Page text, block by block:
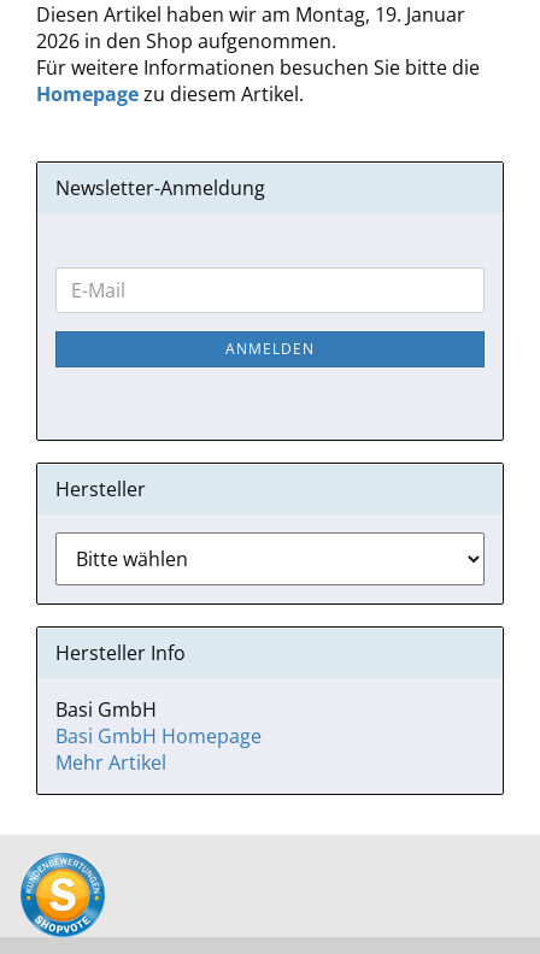
Diesen Artikel haben wir am Montag, 19. Januar
2026 in den Shop aufgenommen.
Für weitere Informationen besuchen Sie bitte die
Homepagezu diesem Artikel.
Newsletter-Anmeldung
WEITER
ZUR
NEWSLETTER-
E-
Mail
ANMELDEN
Hersteller
Hersteller Info
Basi GmbH
Basi GmbH Homepage
Mehr Artikel